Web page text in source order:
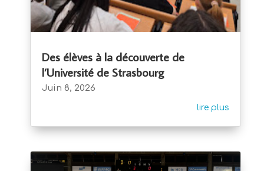
Des élèves à la découverte de
l’Université de Strasbourg
Juin 8, 2026
lire plus